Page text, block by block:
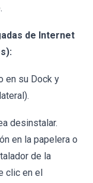
de Internet
en su Dock y
desinstalar.
en la papelera o
de la
clic en el